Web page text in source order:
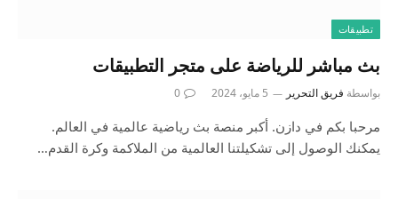
تطبيقات
بث مباشر للرياضة على متجر التطبيقات
بواسطة فريق التحرير 5 مايو، 2024 0
مرحبا بكم في دازن. أكبر منصة بث رياضية عالمية في العالم.
يمكنك الوصول إلى تشكيلتنا العالمية من الملاكمة وكرة القدم…